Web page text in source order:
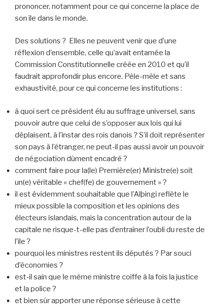
prononcer, notamment pour ce qui concerne la place de
son île dans le monde.
Des solutions ? Elles ne peuvent venir que d’une
réflexion d’ensemble, celle qu’avait entamée la
Commission Constitutionnelle créée en 2010 et qu’il
faudrait approfondir plus encore. Pêle-mêle et sans
exhaustivité, pour ce qui concerne les institutions :
à quoi sert ce président élu au suffrage universel, sans
pouvoir autre que celui de s’opposer aux lois qui lui
déplaisent, à l’instar des rois danois ? S’il doit représenter
son pays à l’étranger, ne peut-il pas aussi avoir un pouvoir
de négociation dûment encadré ?
comment faire pour la(le) Première(er) Ministre(e) soit
un(e) véritable « chef(fe) de gouvernement » ?
il est évidemment souhaitable que l’Alþingi reflète le
mieux possible la composition et les opinions des
électeurs islandais, mais la concentration autour de la
capitale ne risque-t-elle pas d’entraîner l’oubli du reste de
l’île ?
pourquoi les ministres restent ils députés ? Par souci
d’économies ?
est-il sain que le même ministre coiffe à la fois la justice
et la police ?
et bien sûr apporter une réponse sérieuse à cette